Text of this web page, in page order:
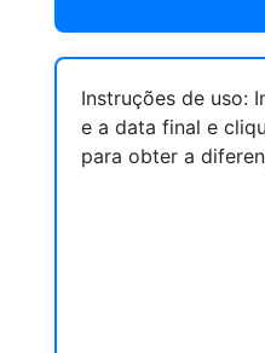
Instruções de uso:
e a data final e
para obter a